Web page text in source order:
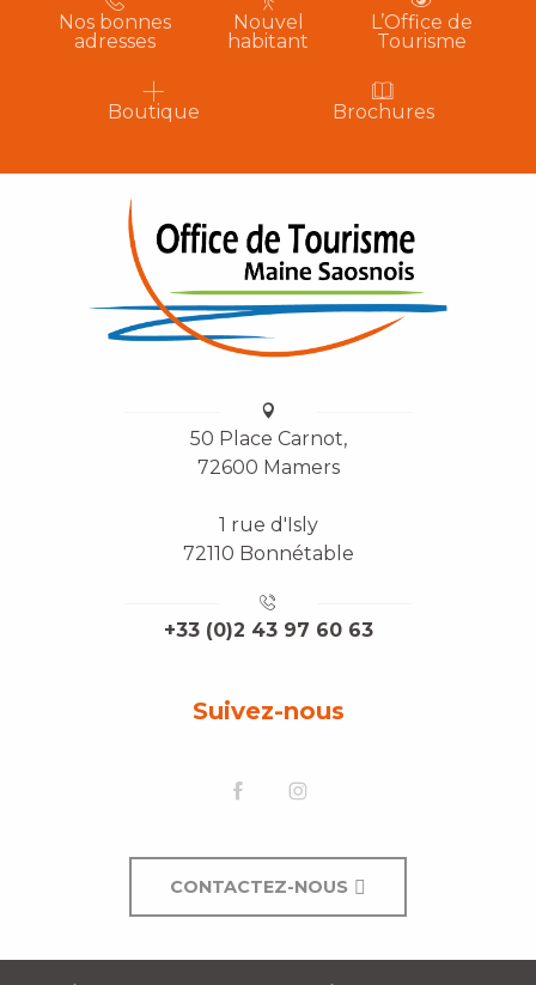
Nos bonnes
adresses
Nouvel
habitant
L’Office de
Tourisme
Boutique Brochures
50 Place Carnot,
72600 Mamers
1 rue d'Isly
72110 Bonnétable
+33 (0)2 43 97 60 63
Suivez-nous
CONTACTEZ-NOUS